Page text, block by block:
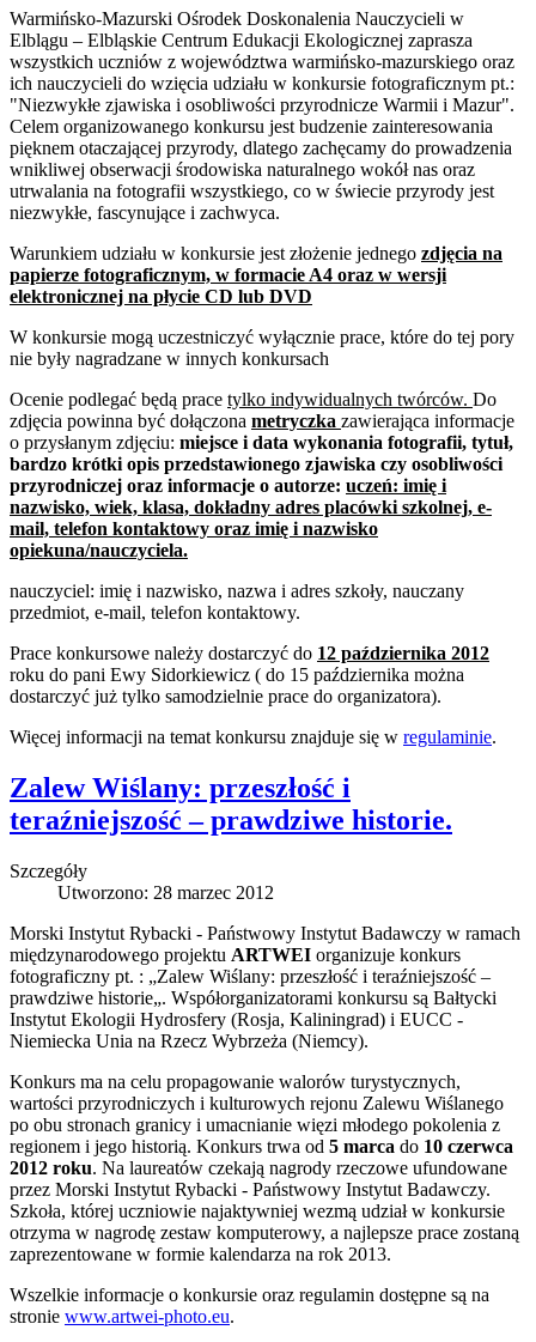
Warmińsko-Mazurski Ośrodek Doskonalenia Nauczycieli w
Elblągu – Elbląskie Centrum Edukacji Ekologicznej zaprasza
wszystkich uczniów z województwa warmińsko-mazurskiego oraz
ich nauczycieli do wzięcia udziału w konkursie fotograficznym pt.:
"Niezwykłe zjawiska i osobliwości przyrodnicze Warmii i Mazur".
Celem organizowanego konkursu jest budzenie zainteresowania
pięknem otaczającej przyrody, dlatego zachęcamy do prowadzenia
wnikliwej obserwacji środowiska naturalnego wokół nas oraz
utrwalania na fotografii wszystkiego, co w świecie przyrody jest
niezwykłe, fascynujące i zachwyca.
Warunkiem udziału w konkursie jest złożenie jednego zdjęcia na
papierze fotograficznym, w formacie A4 oraz w wersji
elektronicznej na płycie CD lub DVD
W konkursie mogą uczestniczyć wyłącznie prace, które do tej pory
nie były nagradzane w innych konkursach
Ocenie podlegać będą prace tylko indywidualnych twórców. Do
zdjęcia powinna być dołączona metryczka zawierająca informacje
o przysłanym zdjęciu: miejsce i data wykonania fotografii, tytuł,
bardzo krótki opis przedstawionego zjawiska czy osobliwości
przyrodniczej oraz informacje o autorze: uczeń: imię i
nazwisko, wiek, klasa, dokładny adres placówki szkolnej, e-
mail, telefon kontaktowy oraz imię i nazwisko
opiekuna/nauczyciela.
nauczyciel: imię i nazwisko, nazwa i adres szkoły, nauczany
przedmiot, e-mail, telefon kontaktowy.
Prace konkursowe należy dostarczyć do 12 października 2012
roku do pani Ewy Sidorkiewicz ( do 15 października można
dostarczyć już tylko samodzielnie prace do organizatora).
Więcej informacji na temat konkursu znajduje się w regulaminie.
Zalew Wiślany: przeszłość i
teraźniejszość – prawdziwe historie.
Szczegóły
Utworzono: 28 marzec 2012
Morski Instytut Rybacki - Państwowy Instytut Badawczy w ramach
międzynarodowego projektu ARTWEI organizuje konkurs
fotograficzny pt. : „Zalew Wiślany: przeszłość i teraźniejszość –
prawdziwe historie„. Współorganizatorami konkursu są Bałtycki
Instytut Ekologii Hydrosfery (Rosja, Kaliningrad) i EUCC -
Niemiecka Unia na Rzecz Wybrzeża (Niemcy).
Konkurs ma na celu propagowanie walorów turystycznych,
wartości przyrodniczych i kulturowych rejonu Zalewu Wiślanego
po obu stronach granicy i umacnianie więzi młodego pokolenia z
regionem i jego historią. Konkurs trwa od 5 marca do 10 czerwca
2012 roku. Na laureatów czekają nagrody rzeczowe ufundowane
przez Morski Instytut Rybacki - Państwowy Instytut Badawczy.
Szkoła, której uczniowie najaktywniej wezmą udział w konkursie
otrzyma w nagrodę zestaw komputerowy, a najlepsze prace zostaną
zaprezentowane w formie kalendarza na rok 2013.
Wszelkie informacje o konkursie oraz regulamin dostępne są na
stronie www.artwei-photo.eu.